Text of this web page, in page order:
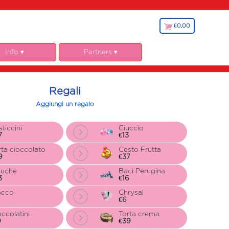
€0,00
€0,00
Info ▾
Fiorista
Partners ▾
Regali
Aggiungi un regalo
cioccolato
Ciuccio
€13
Cesto Frutta
€37
Baci Perugina
€16
Chrysal
€6
Torta crema
€39